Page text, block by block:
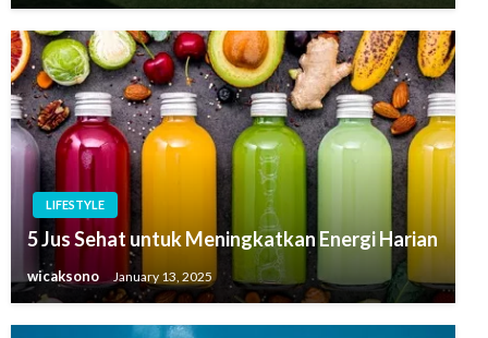
LIFESTYLE
5 Jus Sehat untuk Meningkatkan Energi Harian
wicaksono January 13, 2025